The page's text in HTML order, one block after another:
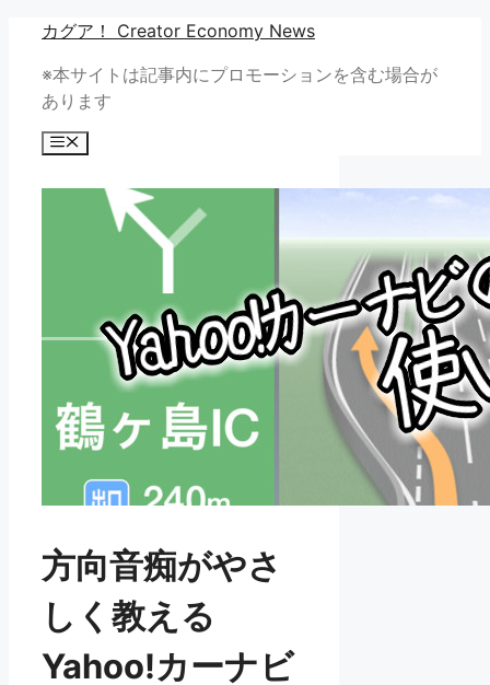
カグア！ Creator Economy News
※本サイトは記事内にプロモーションを含む場合が
あります
メ
方向音痴がやさ
しく教える
Yahoo!カーナビ